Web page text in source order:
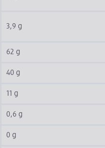
3,9 g
62 g
40 g
11 g
0,6 g
0 g